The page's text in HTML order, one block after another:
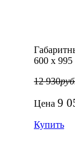
600 х 995
12 930
Цена 9
Купить